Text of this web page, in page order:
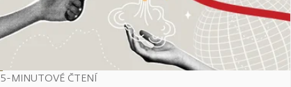
5-MINUTOVÉ ČTENÍ